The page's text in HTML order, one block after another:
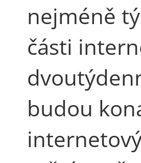
nejméně
části
budou